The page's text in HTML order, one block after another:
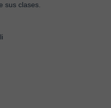
sus clases.